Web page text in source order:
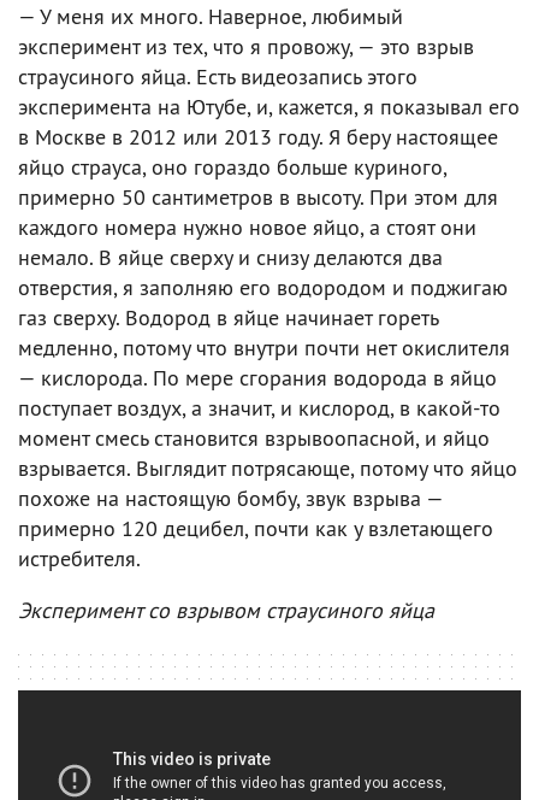
— У меня их много. Наверное, любимый
эксперимент из тех, что я провожу, — это взрыв
страусиного яйца. Есть видеозапись этого
эксперимента на Ютубе, и, кажется, я показывал его
в Москве в 2012 или 2013 году. Я беру настоящее
яйцо страуса, оно гораздо больше куриного,
примерно 50 сантиметров в высоту. При этом для
каждого номера нужно новое яйцо, а стоят они
немало. В яйце сверху и снизу делаются два
отверстия, я заполняю его водородом и поджигаю
газ сверху. Водород в яйце начинает гореть
медленно, потому что внутри почти нет окислителя
— кислорода. По мере сгорания водорода в яйцо
поступает воздух, а значит, и кислород, в какой-то
момент смесь становится взрывоопасной, и яйцо
взрывается. Выглядит потрясающе, потому что яйцо
похоже на настоящую бомбу, звук взрыва —
примерно 120 децибел, почти как у взлетающего
истребителя.
Эксперимент со взрывом страусиного яйца